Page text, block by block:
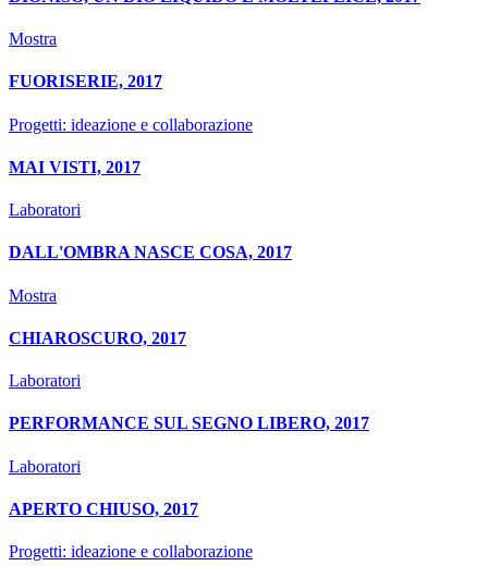
Mostra
FUORISERIE, 2017
Progetti: ideazione e collaborazione
MAI VISTI, 2017
Laboratori
DALL'OMBRA NASCE COSA, 2017
Mostra
CHIAROSCURO, 2017
Laboratori
PERFORMANCE SUL SEGNO LIBERO, 2017
Laboratori
APERTO CHIUSO, 2017
Progetti: ideazione e collaborazione